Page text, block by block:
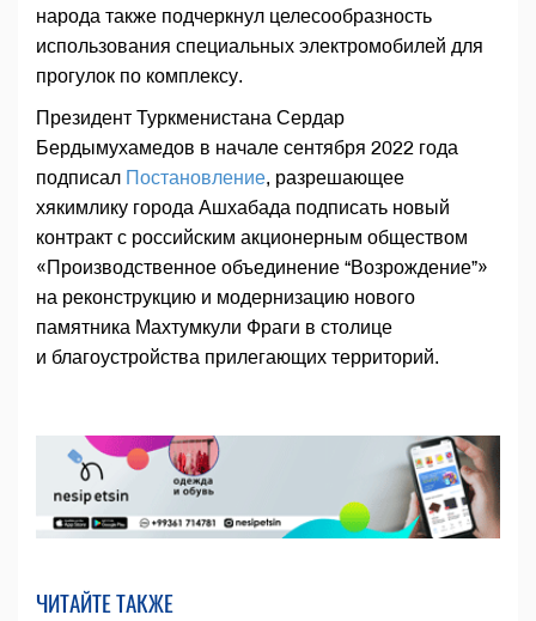
народа также подчеркнул целесообразность
использования специальных электромобилей для
прогулок по комплексу.
Президент Туркменистана Сердар
Бердымухамедов в начале сентября 2022 года
подписал Постановление, разрешающее
хякимлику города Ашхабада подписать новый
контракт с российским акционерным обществом
«Производственное объединение “Возрождение”»
на реконструкцию и модернизацию нового
памятника Махтумкули Фраги в столице
и благоустройства прилегающих территорий.
ЧИТАЙТЕ ТАКЖЕ